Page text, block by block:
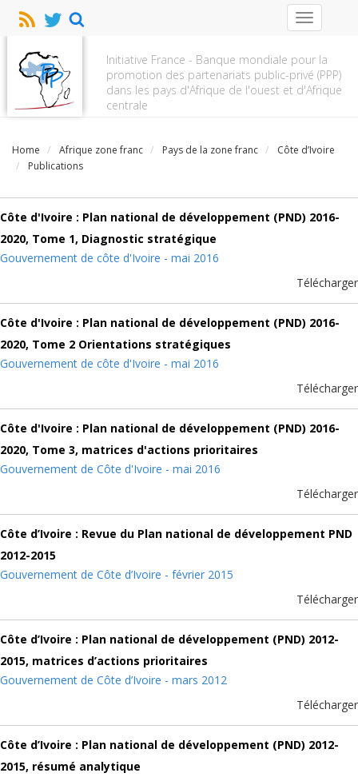
Initiative France - Banque mondiale pour la
promotion des partenariats public-privé (PPP)
dans les pays d'Afrique de l'ouest et d'Afrique
centrale
Toggle
navigation
Home Afrique zone franc Pays de la zone franc
Côte d’Ivoire
Publications
Côte d'Ivoire : Plan national de développement (PND) 2016-
2020, Tome 1, Diagnostic stratégique
Gouvernement de côte d'Ivoire - mai 2016
Télécharger
Côte d'Ivoire : Plan national de développement (PND) 2016-
2020, Tome 2 Orientations stratégiques
Gouvernement de côte d'Ivoire - mai 2016
Télécharger
Côte d'Ivoire : Plan national de développement (PND) 2016-
2020, Tome 3, matrices d'actions prioritaires
Gouvernement de Côte d'Ivoire - mai 2016
Télécharger
Côte d’Ivoire : Revue du Plan national de développement PND
2012-2015
Gouvernement de Côte d’Ivoire - février 2015
Télécharger
Côte d’Ivoire : Plan national de développement (PND) 2012-
2015, matrices d’actions prioritaires
Gouvernement de Côte d’Ivoire - mars 2012
Télécharger
Côte d’Ivoire : Plan national de développement (PND) 2012-
2015, résumé analytique